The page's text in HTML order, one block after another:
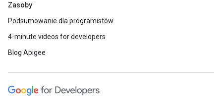
Zasoby
Podsumowanie dla programistów
4-minute videos for developers
Blog Apigee